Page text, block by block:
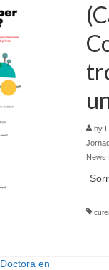
by
News